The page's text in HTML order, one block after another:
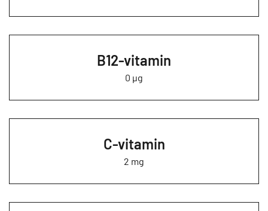
B12-vitamin
0 µg
C-vitamin
2 mg